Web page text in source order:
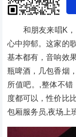
和朋友来唱K，
心中抑郁。这家的
基本都有，音响效
瓶啤酒，几包香烟
所值吧。,整体不
度都可以，性价比
包厢服务员,夜场上